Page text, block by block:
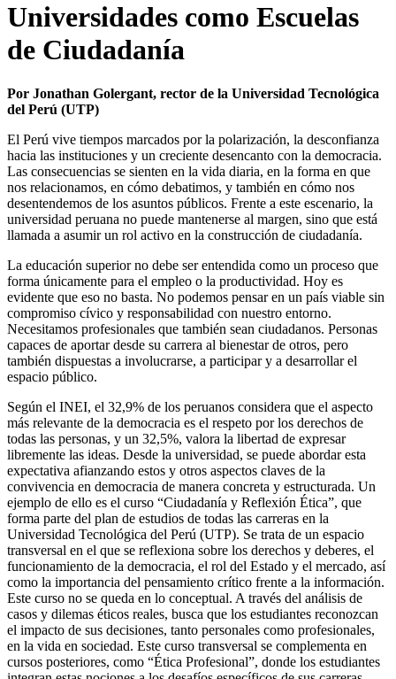
Universidades como Escuelas
de Ciudadanía
Por Jonathan Golergant, rector de la Universidad Tecnológica
del Perú (UTP)
El Perú vive tiempos marcados por la polarización, la desconfianza
hacia las instituciones y un creciente desencanto con la democracia.
Las consecuencias se sienten en la vida diaria, en la forma en que
nos relacionamos, en cómo debatimos, y también en cómo nos
desentendemos de los asuntos públicos. Frente a este escenario, la
universidad peruana no puede mantenerse al margen, sino que está
llamada a asumir un rol activo en la construcción de ciudadanía.
La educación superior no debe ser entendida como un proceso que
forma únicamente para el empleo o la productividad. Hoy es
evidente que eso no basta. No podemos pensar en un país viable sin
compromiso cívico y responsabilidad con nuestro entorno.
Necesitamos profesionales que también sean ciudadanos. Personas
capaces de aportar desde su carrera al bienestar de otros, pero
también dispuestas a involucrarse, a participar y a desarrollar el
espacio público.
Según el INEI, el 32,9% de los peruanos considera que el aspecto
más relevante de la democracia es el respeto por los derechos de
todas las personas, y un 32,5%, valora la libertad de expresar
libremente las ideas. Desde la universidad, se puede abordar esta
expectativa afianzando estos y otros aspectos claves de la
convivencia en democracia de manera concreta y estructurada. Un
ejemplo de ello es el curso “Ciudadanía y Reflexión Ética”, que
forma parte del plan de estudios de todas las carreras en la
Universidad Tecnológica del Perú (UTP). Se trata de un espacio
transversal en el que se reflexiona sobre los derechos y deberes, el
funcionamiento de la democracia, el rol del Estado y el mercado, así
como la importancia del pensamiento crítico frente a la información.
Este curso no se queda en lo conceptual. A través del análisis de
casos y dilemas éticos reales, busca que los estudiantes reconozcan
el impacto de sus decisiones, tanto personales como profesionales,
en la vida en sociedad. Este curso transversal se complementa en
cursos posteriores, como “Ética Profesional”, donde los estudiantes